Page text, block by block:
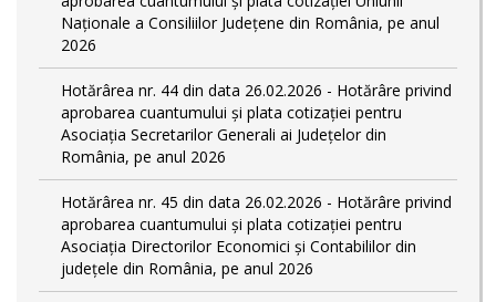
Naționale a Consiliilor Județene din România, pe anul
2026
Hotărârea nr. 44 din data 26.02.2026 - Hotărâre privind
aprobarea cuantumului și plata cotizației pentru
Asociația Secretarilor Generali ai Județelor din
România, pe anul 2026
Hotărârea nr. 45 din data 26.02.2026 - Hotărâre privind
aprobarea cuantumului și plata cotizației pentru
Asociația Directorilor Economici și Contabililor din
județele din România, pe anul 2026